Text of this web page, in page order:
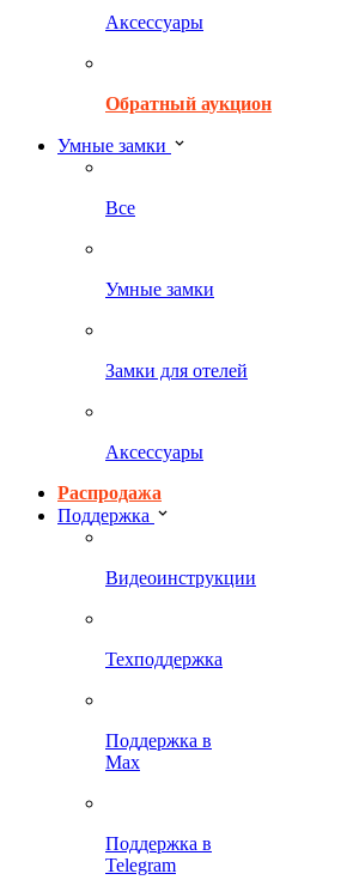
Аксессуары
Обратный аукцион
Умные замки
Все
Умные замки
Замки для отелей
Аксессуары
Распродажа
Поддержка
Видеоинструкции
Техподдержка
Поддержка в
Max
Поддержка в
Telegram